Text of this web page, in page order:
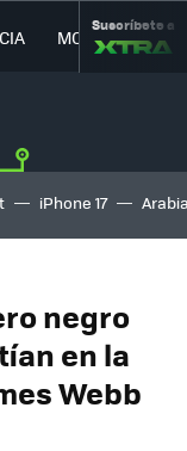
MOVILIDAD
Suscríbete a
iPhone 17
negro
en la
Webb